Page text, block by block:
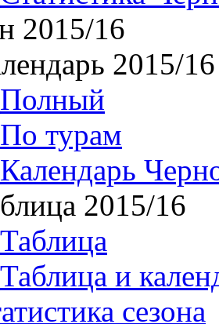
2015/16
2015/16
Полный
По турам
Календарь
2015/16
Таблица
Таблица и
сезона